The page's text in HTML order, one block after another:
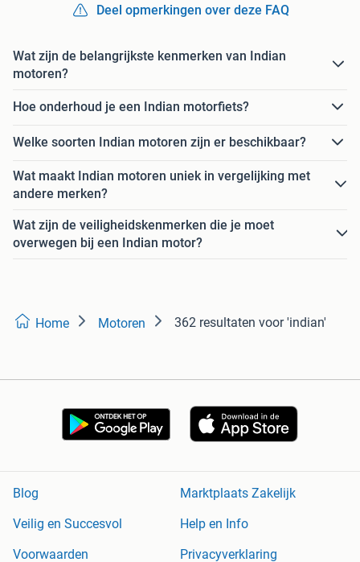
Deel opmerkingen over deze FAQ
Wat zijn de belangrijkste kenmerken van Indian
motoren?
Hoe onderhoud je een Indian motorfiets?
Welke soorten Indian motoren zijn er beschikbaar?
Wat maakt Indian motoren uniek in vergelijking met
andere merken?
Wat zijn de veiligheidskenmerken die je moet
overwegen bij een Indian motor?
Home Motoren 362 resultaten voor 'indian'
Blog
Marktplaats Zakelijk
Veilig en Succesvol
Help en Info
Voorwaarden
Privacyverklaring